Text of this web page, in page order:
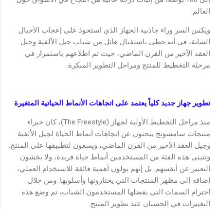
العالم.
ويكمن السر وراء جاذبية الجهاز الذي استحوذ على إعجاب الأجيال
الشابة، في أنه حظى باستقبال هائل من شباب جيل الألفية وجيل
العقد الأخير من القرن الماضي، حيث تم اطلاعهم باستمرار في
مرحلة التخطيط للمنتج ومراحل التطوير المبكرة.
تطوير جهاز جديد كلياً يعتمد على اتجاهات الأنماط الحياتية المتغيرة
منذ مراحل التخطيط الأولية لجهاز (The Freestyle)، كان خبراء
منتجات سامسونج يبحثون عن اتجاهات أنماط الحياة لجيل الألفية
وجيل العقد الأخير من القرن الماضي، ويسعون لتطبيقها على المنتج.
وتتبنى هذه الفئة من المستخدمين أنماط حياة فريدة، ولا يخشون
التعبير عن أنفسهم. بل إنهم يولون أهمية فائقة للاستخدام العملي،
إضافة إلى مظهر المنتجات التي يختارونها وأسلوبها. ومن خلال
احترام السمات التي يفضلها المستخدمون الشباب، تم وضع هذه
التغييرات في الحسبان عند تطوير المنتج.